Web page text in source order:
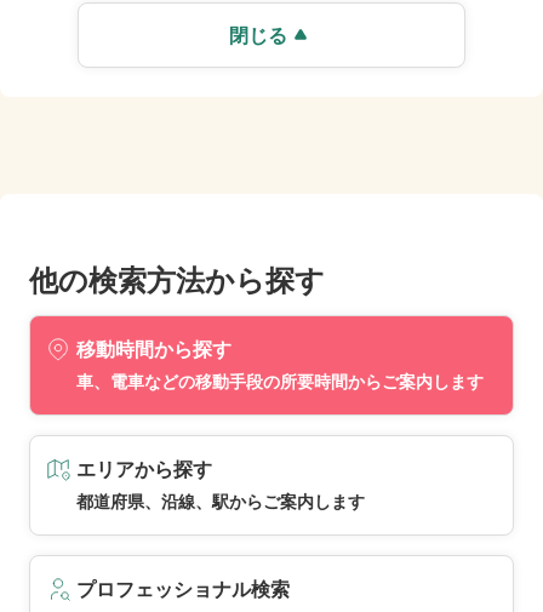
閉じる
他の検索方法から探す
移動時間から探す
車、電車などの移動手段の所要時間からご案内します
エリアから探す
都道府県、沿線、駅からご案内します
プロフェッショナル検索